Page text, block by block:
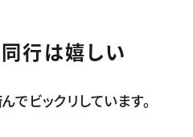
行は嬉しい
でビックリしています。